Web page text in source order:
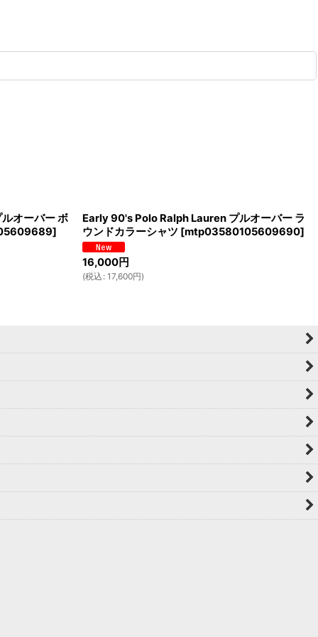
オーバー ボ
]
Early 90's Polo Ralph Lauren プルオーバー ラ
ウンドカラーシャツ [mtp03580105609690]
16,000円
(税込 : 17,600円)